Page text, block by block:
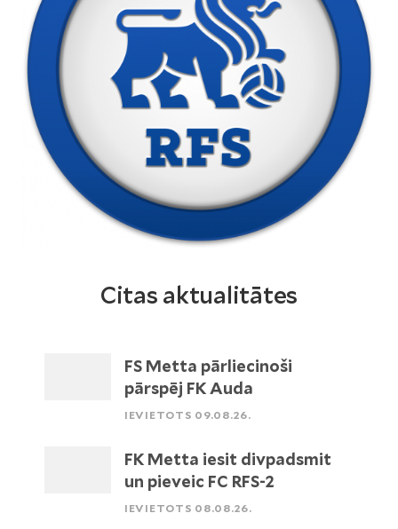
Citas aktualitātes
FS Metta pārliecinoši
pārspēj FK Auda
IEVIETOTS 09.08.26.
FK Metta iesit divpadsmit
un pieveic FC RFS-2
IEVIETOTS 08.08.26.